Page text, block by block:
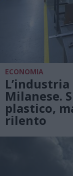
ECONOMIA
Milanese.
plastico,
rilento